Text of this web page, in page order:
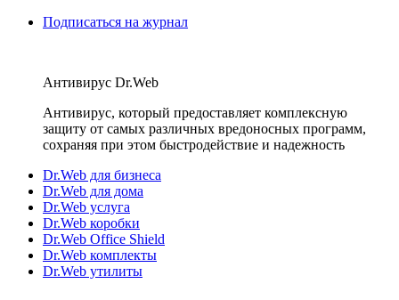
Подписаться на журнал
Антивирус Dr.Web
Антивирус, который предоставляет комплексную
защиту от самых различных вредоносных программ,
сохраняя при этом быстродействие и надежность
Dr.Web для бизнеса
Dr.Web для дома
Dr.Web услуга
Dr.Web коробки
Dr.Web Office Shield
Dr.Web комплекты
Dr.Web утилиты